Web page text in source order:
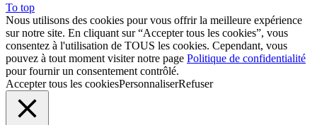
To top
Nous utilisons des cookies pour vous offrir la meilleure expérience
sur notre site. En cliquant sur “Accepter tous les cookies”, vous
consentez à l'utilisation de TOUS les cookies. Cependant, vous
pouvez à tout moment visiter notre page Politique de confidentialité
pour fournir un consentement contrôlé.
Accepter tous les cookiesPersonnaliserRefuser